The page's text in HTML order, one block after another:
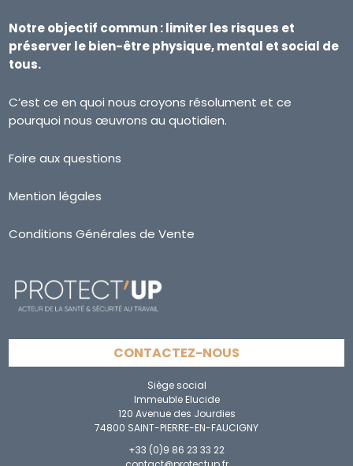
Notre objectif commun : limiter les risques et
préserver le bien-être physique, mental et social de
tous.
C’est ce en quoi nous croyons résolument et ce
pourquoi nous œuvrons au quotidien.
Foire aux questions
Mention légales
Conditions Générales de Vente
CONTACTEZ-NOUS
Siège social
Immeuble Elucide
120 Avenue des Jourdies
74800 SAINT-PIERRE-EN-FAUCIGNY
+33 (0)9 86 23 33 22